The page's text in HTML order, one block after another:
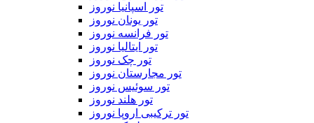
تور اسپانیا نوروز
تور یونان نوروز
تور فرانسه نوروز
تور ایتالیا نوروز
تور چک نوروز
تور مجارستان نوروز
تور سوئیس نوروز
تور هلند نوروز
تور ترکیبی اروپا نوروز